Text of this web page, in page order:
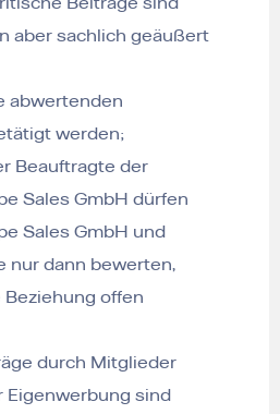
aber sachlich geäußert
abwertenden
werden;
Beauftragte der
Sales GmbH dürfen
Sales GmbH und
nur dann bewerten,
offen
durch Mitglieder
Eigenwerbung sind